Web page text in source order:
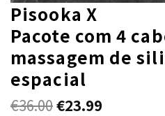
Pisooka X
Pacote com 4
massagem de
espacial
€36.00€23.99